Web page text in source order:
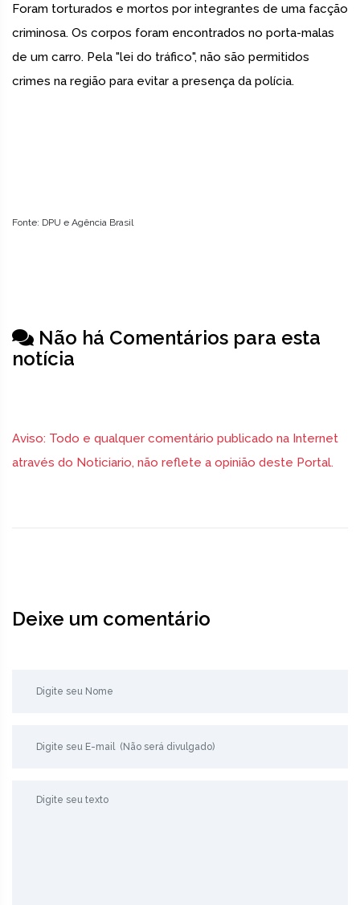
Foram torturados e mortos por integrantes de uma facção
criminosa. Os corpos foram encontrados no porta-malas
de um carro. Pela "lei do tráfico", não são permitidos
crimes na região para evitar a presença da polícia.
Fonte: DPU e Agência Brasil
Não há Comentários para esta
notícia
Aviso: Todo e qualquer comentário publicado na Internet
através do Noticiario, não reflete a opinião deste Portal.
Deixe um comentário